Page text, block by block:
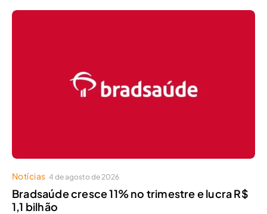
Notícias 4 de agosto de 2026
Bradsaúde cresce 11% no trimestre e lucra R$
1,1 bilhão